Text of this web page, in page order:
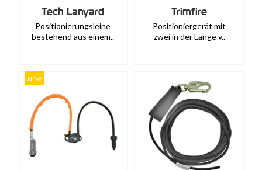
Tech Lanyard
Positionierungsleine
bestehend aus einem..
Trimfire
Positioniergerät mit
zwei in der Länge v..
NEW